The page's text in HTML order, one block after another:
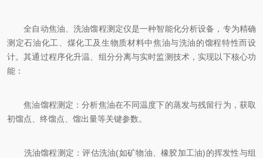
全自动焦油、洗油馏程测定仪是一种智能化分析设备，专为精确
测定石油化工、煤化工及生物质材料中焦油与洗油的馏程特性而设
计。其通过程序化升温、组分分离与实时监测技术，实现以下核心功
能：
焦油馏程测定：分析焦油在不同温度下的蒸发与残留行为，获取
初馏点、终馏点、馏出量等关键参数。
洗油馏程测定：评估洗油(如矿物油、橡胶加工油)的挥发性与组